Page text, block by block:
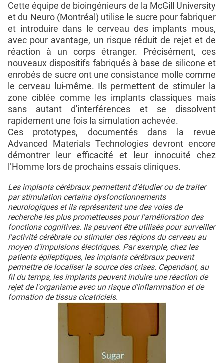
Cette équipe de bioingénieurs de la McGill University
et du Neuro (Montréal) utilise le sucre pour fabriquer
et introduire dans le cerveau des implants mous,
avec pour avantage, un risque réduit de rejet et de
réaction à un corps étranger. Précisément, ces
nouveaux dispositifs fabriqués à base de silicone et
enrobés de sucre ont une consistance molle comme
le cerveau lui-même. Ils permettent de stimuler la
zone ciblée comme les implants classiques mais
sans autant d'interférences et se dissolvent
rapidement une fois la simulation achevée.
Ces prototypes, documentés dans la revue
Advanced Materials Technologies devront encore
démontrer leur efficacité et leur innocuité chez
l’Homme lors de prochains essais cliniques.
Les implants cérébraux permettent d’étudier ou de traiter
par stimulation certains dysfonctionnements
neurologiques et ils représentent une des voies de
recherche les plus prometteuses pour l'amélioration des
fonctions cognitives. Ils peuvent être utilisés pour surveiller
l'activité cérébrale ou stimuler des régions du cerveau au
moyen d'impulsions électriques. Par exemple, chez les
patients épileptiques, les implants cérébraux peuvent
permettre de localiser la source des crises. Cependant, au
fil du temps, les implants peuvent induire une réaction de
rejet de l'organisme avec un risque d'inflammation et de
formation de tissus cicatriciels.